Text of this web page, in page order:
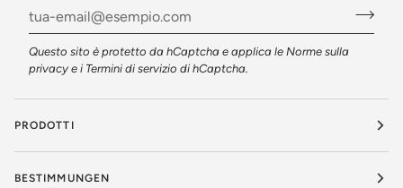
Questo sito è protetto da hCaptcha e applica le Norme sulla
privacy e i Termini di servizio di hCaptcha.
PRODOTTI
BESTIMMUNGEN